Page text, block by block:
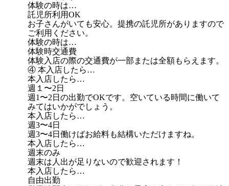
体験の時は…
託児所利用OK
お子さんがいても安心。提携の託児所がありますので
ご利用ください。
体験の時は…
体験時交通費
体験入店の際の交通費が一部または全額もらえます。
④ 本入店したら…
本入店したら…
週１〜2日
週1〜2日の出勤でOKです。空いている時間に働いて
みてはいかがでしょう。
本入店したら…
週3〜4日
週3〜4日働けばお給料も結構いただけますね。
本入店したら…
週末のみ
週末は人出が足りないので歓迎されます！
本入店したら…
自由出勤